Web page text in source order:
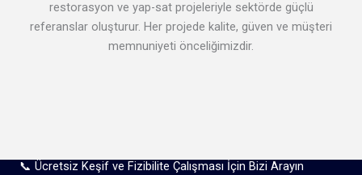
restorasyon ve yap-sat projeleriyle sektörde güçlü
referanslar oluşturur. Her projede kalite, güven ve müşteri
memnuniyeti önceliğimizdir.
📞 Ücretsiz Keşif ve Fizibilite Çalışması İçin Bizi Arayın